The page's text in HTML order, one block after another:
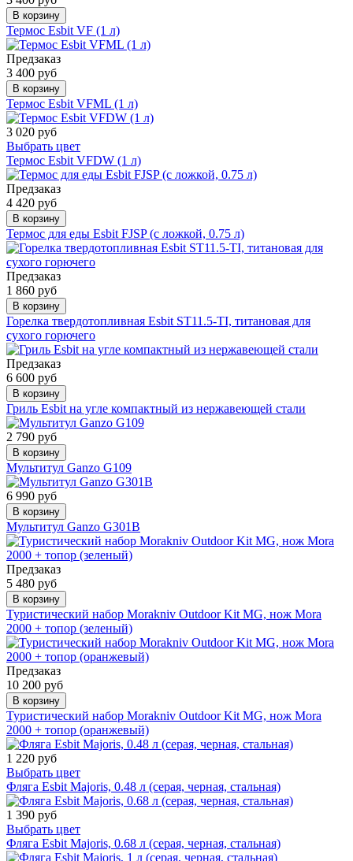
В корзину
Термос Esbit VF (1 л)
Предзаказ
3 400 руб
В корзину
Термос Esbit VFML (1 л)
3 020 руб
Выбрать цвет
Термос Esbit VFDW (1 л)
Предзаказ
4 420 руб
В корзину
Термос для еды Esbit FJSP (c ложкой, 0.75 л)
Предзаказ
1 860 руб
В корзину
Горелка твердотопливная Esbit ST11.5-TI, титановая для
сухого горючего
Предзаказ
6 600 руб
В корзину
Гриль Esbit на угле компактный из нержавеющей стали
2 790 руб
В корзину
Мультитул Ganzo G109
6 990 руб
В корзину
Мультитул Ganzo G301B
Предзаказ
5 480 руб
В корзину
Туристический набор Morakniv Outdoor Kit MG, нож Mora
2000 + топор (зеленый)
Предзаказ
10 200 руб
В корзину
Туристический набор Morakniv Outdoor Kit MG, нож Mora
2000 + топор (оранжевый)
1 220 руб
Выбрать цвет
Фляга Esbit Majoris, 0.48 л (серая, черная, стальная)
1 390 руб
Выбрать цвет
Фляга Esbit Majoris, 0.68 л (серая, черная, стальная)